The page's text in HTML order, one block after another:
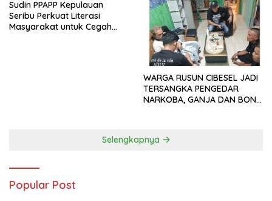
Sudin PPAPP Kepulauan
Seribu Perkuat Literasi
Masyarakat untuk Cegah
WARGA RUSUN CIBESEL JADI
TERSANGKA PENGEDAR
NARKOBA, GANJA DAN BONG
Selengkapnya
Popular Post